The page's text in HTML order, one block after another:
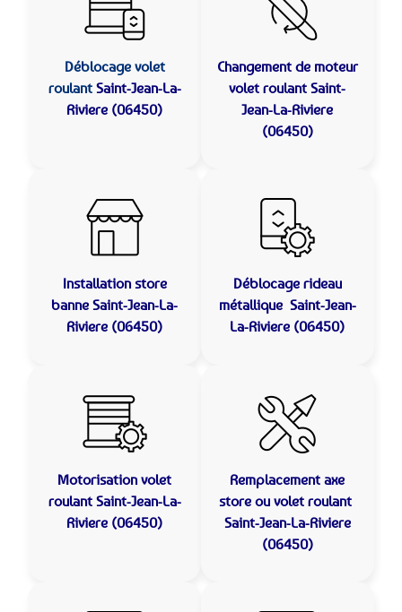
Déblocage volet
roulant Saint-Jean-La-
Riviere (06450)
Changement de moteur
volet roulant Saint-
Jean-La-Riviere
(06450)
Installation store
banneSaint-Jean-La-
Riviere (06450)
Déblocage rideau
métallique Saint-Jean-
La-Riviere (06450)
Motorisation volet
roulant Saint-Jean-La-
Riviere (06450)
Remplacement axe
store ou volet roulant
Saint-Jean-La-Riviere
(06450)